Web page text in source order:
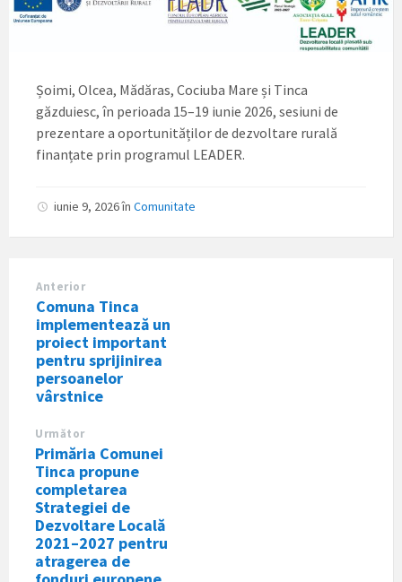
Șoimi, Olcea, Mădăras, Cociuba Mare și Tinca
găzduiesc, în perioada 15–19 iunie 2026, sesiuni de
prezentare a oportunităților de dezvoltare rurală
finanțate prin programul LEADER.
iunie 9, 2026în Comunitate
Anterior
Comuna Tinca
implementează un
proiect important
pentru sprijinirea
persoanelor
vârstnice
Următor
Primăria Comunei
Tinca propune
completarea
Strategiei de
Dezvoltare Locală
2021–2027 pentru
atragerea de